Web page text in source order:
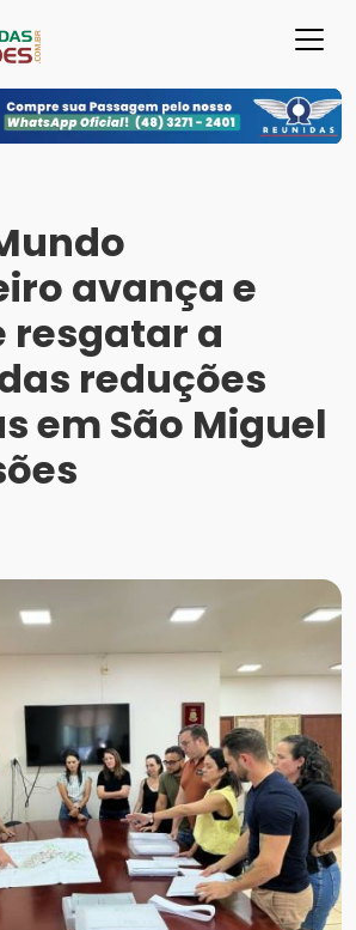
avança e
resgatar a
reduções
em São Miguel